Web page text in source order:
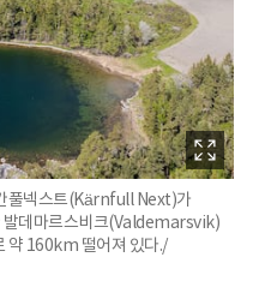
풀넥스트(Kärnfull Next)가
발데마르스비크(Valdemarsvik)
약 160km 떨어져 있다./